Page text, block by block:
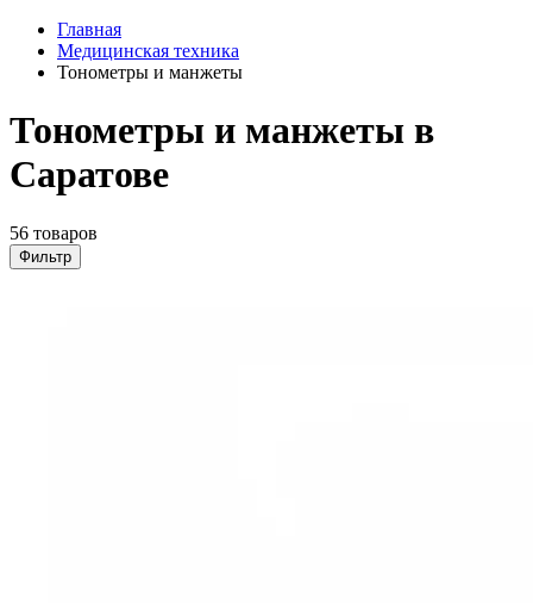
Главная
Медицинская техника
Тонометры и манжеты
Тонометры и манжеты в
Саратове
56 товаров
Фильтр